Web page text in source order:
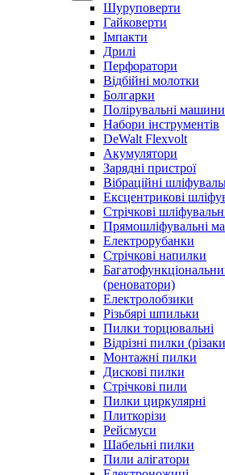
Шуруповерти
Гайковерти
Імпакти
Дрилі
Перфоратори
Відбійні молотки
Болгарки
Полірувальні машини
Набори інструментів
DeWalt Flexvolt
Акумулятори
Зарядні пристрої
Вібраційні
Ексцентрикові
Стрічкові
Прямошліфувальні
Електрорубанки
Стрічкові напилки
(реноватори)
Електролобзики
Різьбярі шпильки
Пилки торцювальні
Відрізні пилки
Монтажні пилки
Дискові пилки
Стрічкові пили
Пилки циркулярні
Плиткорізи
Рейсмуси
Шабельні пилки
Пили алігатори